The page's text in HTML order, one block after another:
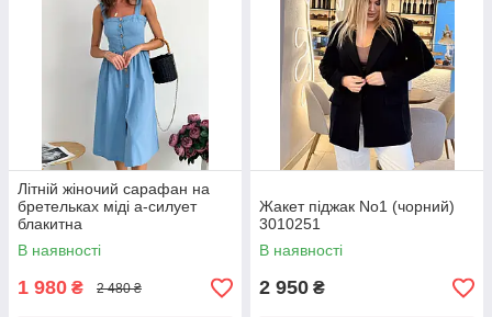
Літній жіночий сарафан на
бретельках міді а-силует
блакитна
В наявності
1 980 ₴ 2 480 ₴
Жакет піджак No1 (чорний)
3010251
В наявності
2 950 ₴